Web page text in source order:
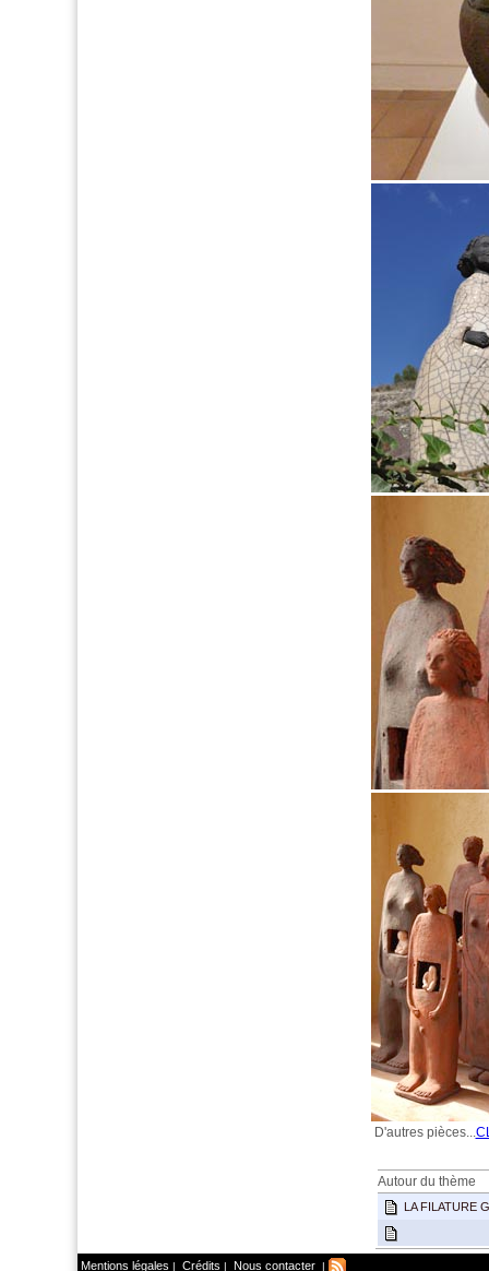
D'autres pièces...
Autour du thème
LA FILATURE
Mentions légales | Crédits | Nous contacter |